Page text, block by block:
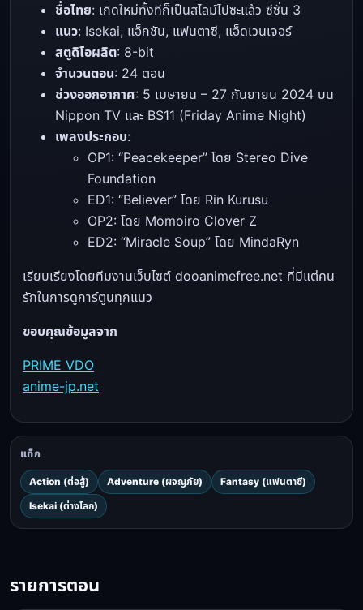
ชื่อไทย: เกิดใหม่ทั้งทีก็เป็นสไลม์ไปซะแล้ว ซีซั่น 3
แนว: Isekai, แอ็กชัน, แฟนตาซี, แอ็ดเวนเจอร์
สตูดิโอผลิต: 8-bit
จำนวนตอน: 24 ตอน
ช่วงออกอากาศ: 5 เมษายน – 27 กันยายน 2024 บน
Nippon TV และ BS11 (Friday Anime Night)
เพลงประกอบ:
OP1: “Peacekeeper” โดย Stereo Dive
Foundation
ED1: “Believer” โดย Rin Kurusu
OP2: โดย Momoiro Clover Z
ED2: “Miracle Soup” โดย MindaRyn
เรียบเรียงโดยทีมงานเว็บไซต์ dooanimefree.net ที่มีแต่คน
รักในการดูการ์ตูนทุกแนว
ขอบคุณข้อมูลจาก
PRIME VDO
anime-jp.net
แท็ก
Action (ต่อสู้) Adventure (ผจญภัย)
Fantasy (แฟนตาซี)
Isekai (ต่างโลก)
รายการตอน